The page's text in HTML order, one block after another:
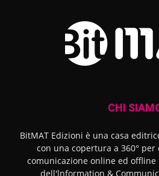
CHI
BitMAT Edizioni è una casa
con una copertura a 360°
comunicazione online ed
dell'lnformation &